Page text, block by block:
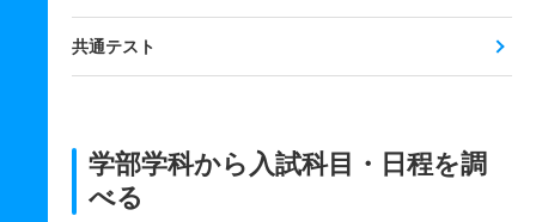
共通テスト
学部学科から入試科目・日程を調
べる